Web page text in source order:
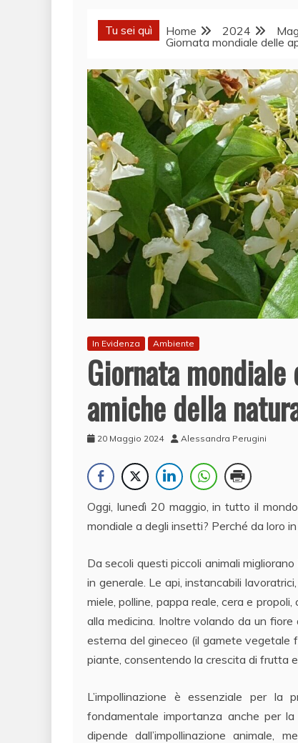
Tu sei quì Home 2024
Giornata mondiale delle
In Evidenza Ambiente
Giornata
amiche della
20 Maggio 2024 Alessandra Perugini
Oggi, lunedì 20 maggio, in tutto il
mondiale a degli insetti? Perché da loro
Da secoli questi piccoli animali
in generale. Le api, instancabili
miele, polline, pappa reale, cera e
alla medicina. Inoltre volando da un
esterna del gineceo (il gamete vegetale
piante, consentendo la crescita di frutta
L’impollinazione è essenziale per la
fondamentale importanza anche per
dipende dall’impollinazione